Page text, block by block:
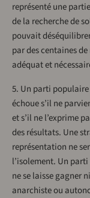
représenté une
de la recherche de
pouvait
par des centaines
adéquat et
5. Un parti
échoue s’il ne
et s’il ne l’exprime
des résultats. Une
représentation ne
l’isolement. Un
ne se laisse gagner
anarchiste ou